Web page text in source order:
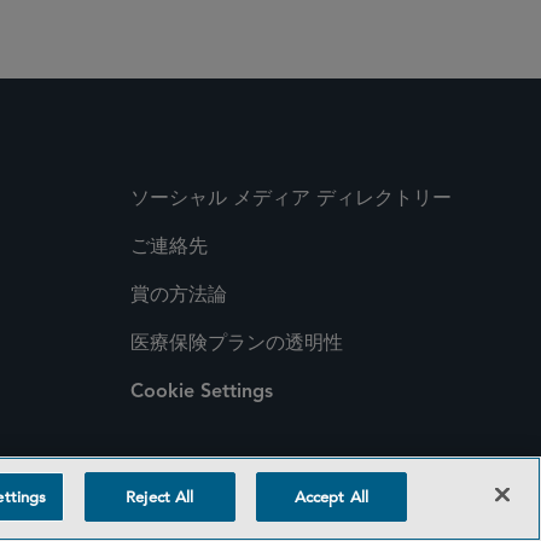
ソーシャル メディア ディレクトリー
ご連絡先
賞の方法論
医療保険プランの透明性
Cookie Settings
©2026 SIDLEY AUSTIN LLP
Reject All Accept All